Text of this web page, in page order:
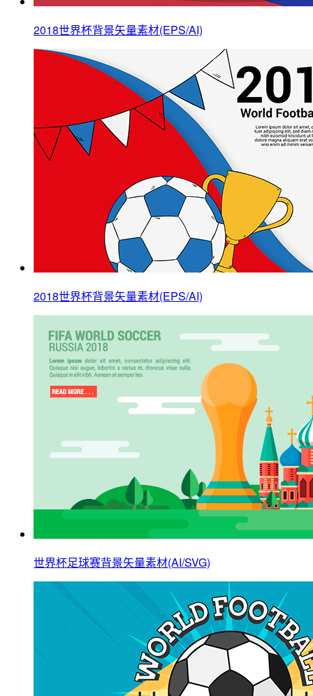
2018世界杯背景矢量素材(EPS/AI)
2018世界杯背景矢量素材(EPS/AI)
世界杯足球赛背景矢量素材(AI/SVG)